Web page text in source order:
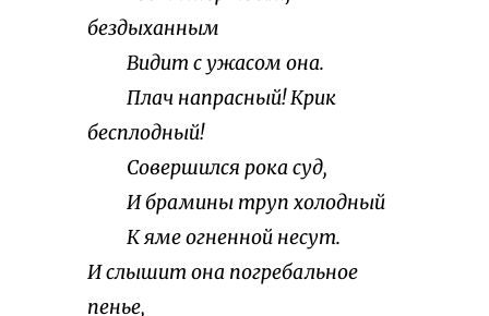
бездыханным
Видит с ужасом она.
Плач напрасный! Крик
бесплодный!
Совершился рока суд,
И брамины труп холодный
К яме огненной несут.
И слышит она погребальное
пенье,